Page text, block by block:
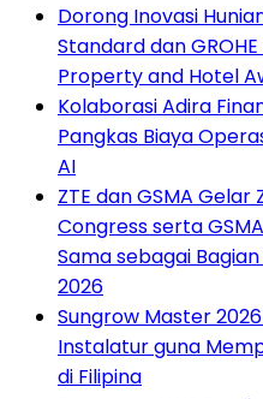
Dorong Inovasi
Standard dan
Property and Hotel
Kolaborasi Adira
Pangkas Biaya
AI
ZTE dan GSMA
Congress serta
Sama sebagai
2026
Sungrow Master
Instalatur guna
di Filipina